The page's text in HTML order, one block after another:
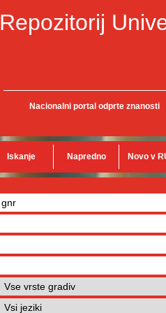
Repozitorij
Nacionalni portal odprte znanosti
Iskanje Napredno Novo v